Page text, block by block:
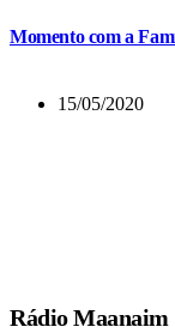
Momento com a
15/05/2020
Rádio Maanaim